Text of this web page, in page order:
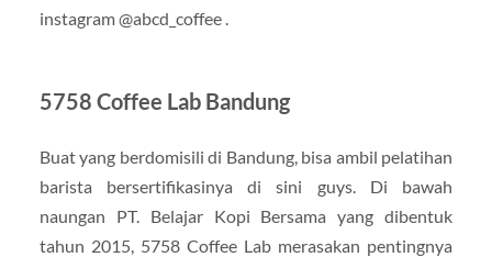
instagram @abcd_coffee .
5758 Coffee Lab Bandung
Buat yang berdomisili di Bandung, bisa ambil pelatihan
barista bersertifikasinya di sini guys. Di bawah
naungan PT. Belajar Kopi Bersama yang dibentuk
tahun 2015, 5758 Coffee Lab merasakan pentingnya